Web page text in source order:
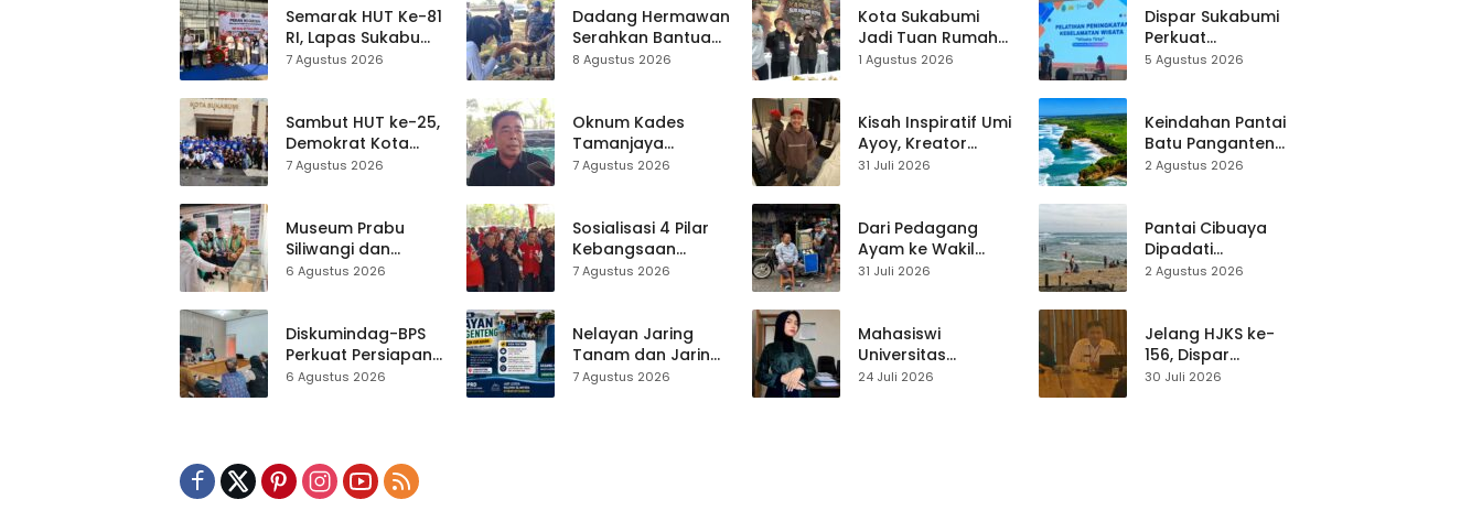
Semarak HUT Ke-81
RI, Lapas Sukabumi
Resmi Gelar Pekan
7 Agustus 2026
Sambut HUT ke-25,
Demokrat Kota
Sukabumi
ASRI Lewat Aksi
Bersih Masjid
Agung
7 Agustus 2026
Museum Prabu
Siliwangi dan
Museum Keramik
Hampir 500 Koleksi
Dipisahkan
6 Agustus 2026
Diskumindag-BPS
Perkuat Persiapan
Sensus Ekonomi,
6 Agustus 2026
Dadang Hermawan
Serahkan Bantuan
Seragam
Ciracap
8 Agustus 2026
Oknum Kades
Tamanjaya
Terjerat Kasus
Seleksi Calon
Kades Diperketat
7 Agustus 2026
Sosialisasi 4 Pilar
Kebangsaan
Digelar di
Tekankan
Pentingnya
Persatuan
7 Agustus 2026
Nelayan Jaring
Tanam dan Jaring
Obor
7 Agustus 2026
Kota Sukabumi
Jadi Tuan Rumah
Kontes Batu Akik
1 Agustus 2026
Kisah Inspiratif Umi
Ayoy, Kreator
TikTok Asal
Live Streaming
31 Juli 2026
Dari Pedagang
Ayam ke Wakil
Ketua DPRD, H.
Pasar Cisaat
31 Juli 2026
Mahasiswi
Universitas
Muhammadiyah
24 Juli 2026
Dispar Sukabumi
Perkuat
Keselamatan
Mitigasi hingga
Teknik Evakuasi
5 Agustus 2026
Keindahan Pantai
Batu Panganten
Mulai Dilirik
2 Agustus 2026
Pantai Cibuaya
Dipadati
Wisatawan,
Waspada
2 Agustus 2026
Jelang HJKS ke-
156, Dispar
Kabupaten
30 Juli 2026